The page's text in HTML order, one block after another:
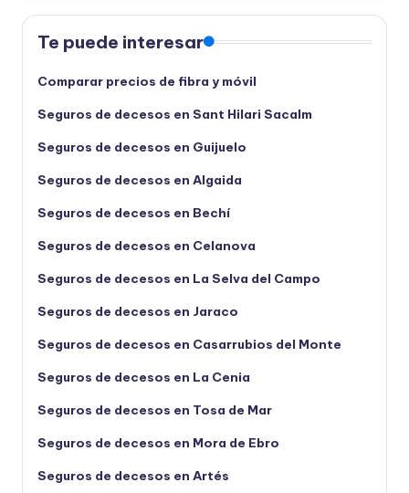
Te puede interesar
Comparar precios de fibra y móvil
Seguros de decesos en Sant Hilari Sacalm
Seguros de decesos en Guijuelo
Seguros de decesos en Algaida
Seguros de decesos en Bechí
Seguros de decesos en Celanova
Seguros de decesos en La Selva del Campo
Seguros de decesos en Jaraco
Seguros de decesos en Casarrubios del Monte
Seguros de decesos en La Cenia
Seguros de decesos en Tosa de Mar
Seguros de decesos en Mora de Ebro
Seguros de decesos en Artés